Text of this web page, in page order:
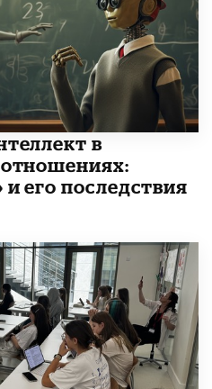
в
его последствия